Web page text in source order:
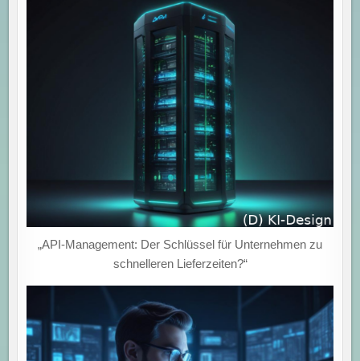
„API-Management: Der Schlüssel für Unternehmen zu
schnelleren Lieferzeiten?“